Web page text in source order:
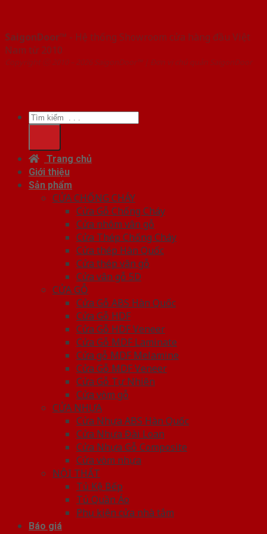
SaigonDoor™ - Hệ thống Showroom cửa hàng đầu Việt
Nam từ 2010
Copyright ⓒ 2010 – 2026 SaigonDoor™ | Đơn vị chủ quản SaigonDoor
Tìm
kiếm:
Trang chủ
Giới thiệu
Sản phẩm
CỬA CHỐNG CHÁY
Cửa Gỗ Chống Cháy
Cửa nhôm vân gỗ
Cửa Thép Chống Cháy
Cửa thép Hàn Quốc
Cửa thép vân gỗ
Cửa vân gỗ 5D
CỬA GỖ
Cửa Gỗ ABS Hàn Quốc
Cửa Gỗ HDF
Cửa Gỗ HDF Veneer
Cửa Gỗ MDF Laminate
Cửa gỗ MDF Melamine
Cửa Gỗ MDF Veneer
Cửa Gỗ Tự Nhiên
Cửa vòm gỗ
CỬA NHỰA
Cửa Nhựa ABS Hàn Quốc
Cửa Nhựa Đài Loan
Cửa Nhựa Gỗ Composite
Cửa vòm nhựa
NỘI THẤT
Tủ Kệ Bếp
Tủ Quần Áo
Phụ kiện cửa nhà tắm
Báo giá